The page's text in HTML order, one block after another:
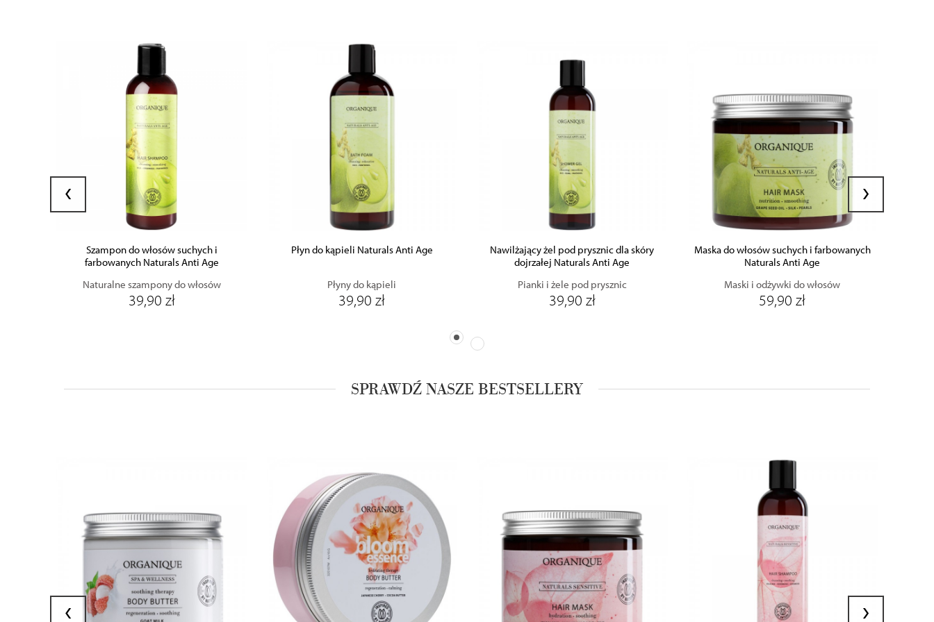
ZOBACZ PRODUKT
DODAJ DO KOSZYKA
Szampon do włosów suchych i
farbowanych Naturals Anti Age
Naturalne szampony do włosów
39,90 zł
ZOBACZ PRODUKT
DODAJ DO KOSZYKA
Płyn do kąpieli Naturals Anti Age
Płyny do kąpieli
39,90 zł
ZOBACZ PRODUKT
DODAJ DO KOSZYKA
Nawilżający żel pod prysznic dla skóry
dojrzałej Naturals Anti Age
Pianki i żele pod prysznic
39,90 zł
ZOBACZ PRODUKT
DODAJ DO KOSZYKA
Maska do włosów suchych i farbowanych
Naturals Anti Age
Maski i odżywki do włosów
59,90 zł
‹ ›
SPRAWDŹ NASZE BESTSELLERY
DODAJ DO KOSZYKA
ZOBACZ PRODUKT
DODAJ DO KOSZYKA
ZOBACZ PRODUKT
DODAJ DO KOSZYKA
ZOBACZ PRODUKT
DODAJ DO KOSZYKA
‹ ›